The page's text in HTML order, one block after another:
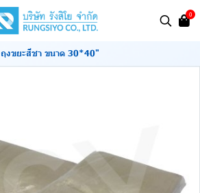
0
ถุงขยะสีชา ขนาด 30*40"